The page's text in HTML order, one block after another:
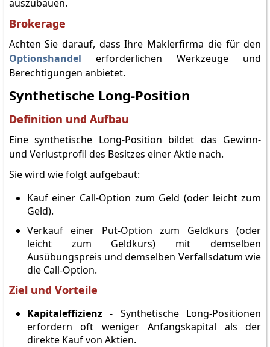
auszubauen.
Brokerage
Achten Sie darauf, dass Ihre Maklerfirma die für den
Optionshandel erforderlichen Werkzeuge und
Berechtigungen anbietet.
Synthetische Long-Position
Definition und Aufbau
Eine synthetische Long-Position bildet das Gewinn-
und Verlustprofil des Besitzes einer Aktie nach.
Sie wird wie folgt aufgebaut:
Kauf einer Call-Option zum Geld (oder leicht zum
Geld).
Verkauf einer Put-Option zum Geldkurs (oder
leicht zum Geldkurs) mit demselben
Ausübungspreis und demselben Verfallsdatum wie
die Call-Option.
Ziel und Vorteile
Kapitaleffizienz- Synthetische Long-Positionen
erfordern oft weniger Anfangskapital als der
direkte Kauf von Aktien.